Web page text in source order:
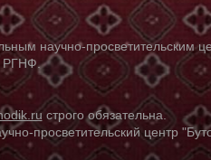
научно-просветительским
РГНФ.
строго обязательна.
просветительский центр